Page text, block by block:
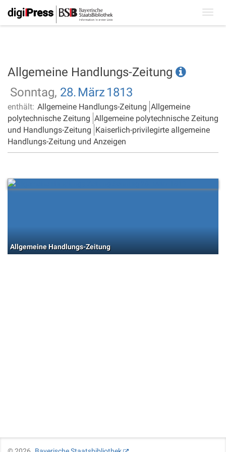
Allgemeine Handlungs-Zeitung
Sonntag, 28. März 1813
enthält: Allgemeine Handlungs-Zeitung Allgemeine
polytechnische Zeitung Allgemeine polytechnische Zeitung
und Handlungs-Zeitung Kaiserlich-privilegirte allgemeine
Handlungs-Zeitung und Anzeigen
Allgemeine Handlungs-Zeitung